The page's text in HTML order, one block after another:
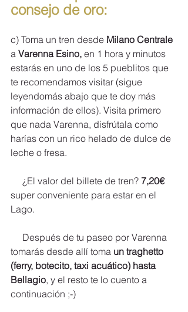
consejo de oro:
c) Toma un tren desde Milano Centrale
a Varenna Esino, en 1 hora y minutos
estarás en uno de los 5 pueblitos que
te recomendamos visitar (sigue
leyendomás abajo que te doy más
información de ellos). Visita primero
que nada Varenna, disfrútala como
harías con un rico helado de dulce de
leche o fresa.
     ¿El valor del billete de tren?
7,20€
super conveniente para estar en el
Lago.
tomarás desde allí toma un traghetto
(ferry, botecito, taxi acuático) hasta
Bellagio, y el resto te lo cuento a
continuación ;-)